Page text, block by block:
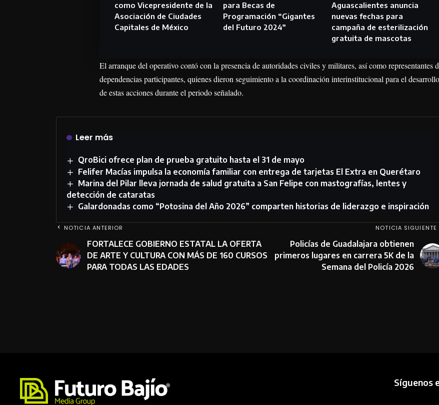
como Vicepresidente de la
Asociación de Ciudades
Capitales de México
para Becas de
Programación “Gigantes
del Futuro 2024”
Aguascalientes anuncia
nuevas fechas para
campaña de esterilización
gratuita de mascotas
El arranque del operativo contó con la presencia de autoridades civiles y militares, así como representantes
dependencias participantes, quienes dieron seguimiento a la coordinación interinstitucional para el desarrollo
de estas acciones durante el periodo señalado.
Leer más
QroBici ofrece plan de prueba gratuito hasta el 31 de mayo
Felifer Macías impulsa la economía familiar con entrega de tarjetas El Extra en Querétaro
Marina del Pilar lleva jornada de salud gratuita a San Felipe con mastografías, lentes y
detección de cataratas
Galardonadas como “Potosina del Año 2026” comparten historias de liderazgo e inspiración
NOTICIA ANTERIOR
FORTALECE GOBIERNO ESTATAL LA OFERTA
DE ARTE Y CULTURA CON MÁS DE 160 CURSOS
PARA TODAS LAS EDADES
NOTICIA SIGUIENTE
Policías de Guadalajara obtienen
primeros lugares en carrera 5K de la
Semana del Policía 2026
Síguenos